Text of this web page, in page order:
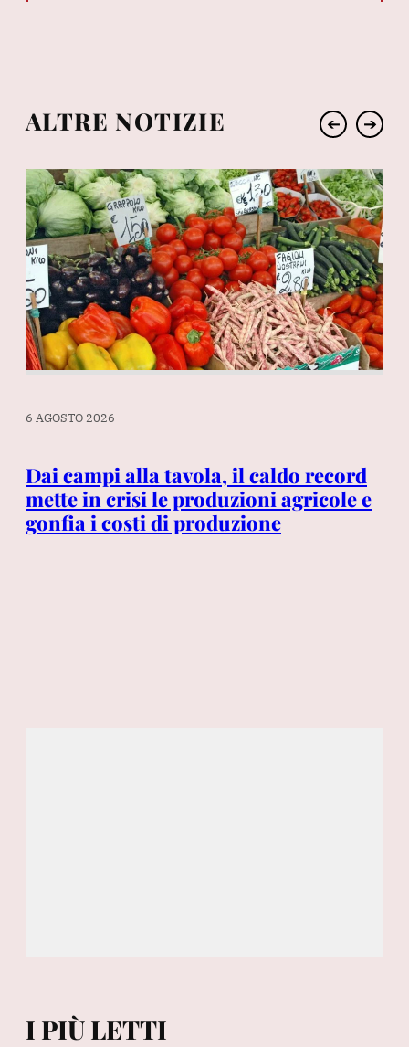
ALTRE NOTIZIE ➔ ➔
6 AGOSTO 2026
Dai campi alla tavola, il caldo record
mette in crisi le produzioni agricole e
gonfia i costi di produzione
I PIÙ LETTI